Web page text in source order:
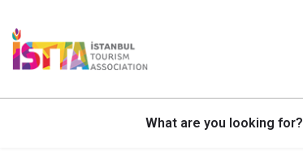
What are you looking for?